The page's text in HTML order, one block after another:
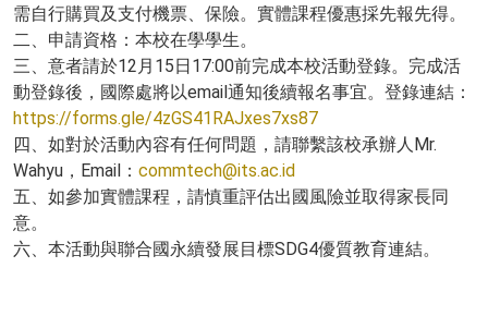
需自行購買及支付機票、保險。實體課程優惠採先報先得。
二、申請資格：本校在學學生。
三、意者請於12月15日17:00前完成本校活動登錄。完成活
動登錄後，國際處將以email通知後續報名事宜。登錄連結：
https://forms.gle/4zGS41RAJxes7xs87
四、如對於活動內容有任何問題，請聯繫該校承辦人Mr.
Wahyu，Email： commtech@its.ac.id
五、如參加實體課程，請慎重評估出國風險並取得家長同
意。
六、本活動與聯合國永續發展目標SDG4優質教育連結。